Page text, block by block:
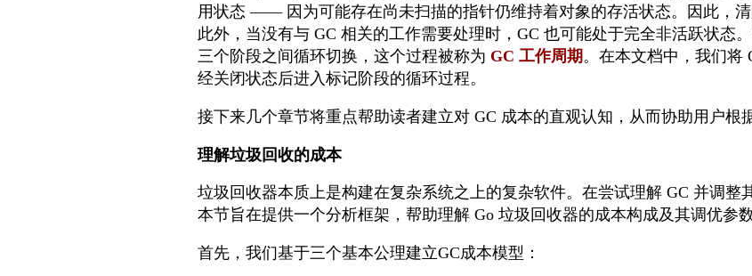
用状态 —— 因为可能存在尚未扫描的指针仍维持着对象的存活状态。因此，清
此外，当没有与 GC 相关的工作需要处理时，GC 也可能处于完全非活跃状态
三个阶段之间循环切换，这个过程被称为 GC 工作周期。在本文档中，我们将
经关闭状态后进入标记阶段的循环过程。
接下来几个章节将重点帮助读者建立对 GC 成本的直观认知，从而协助用户根
理解垃圾回收的成本
垃圾回收器本质上是构建在复杂系统之上的复杂软件。在尝试理解 GC 并调整
本节旨在提供一个分析框架，帮助理解 Go 垃圾回收器的成本构成及其调优参数
首先，我们基于三个基本公理建立GC成本模型：